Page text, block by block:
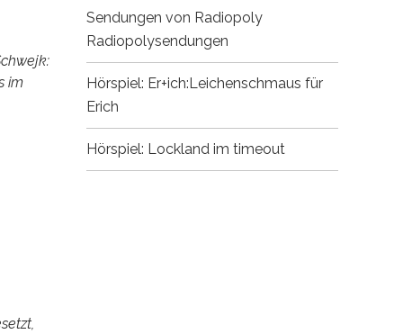
im
Sendungen von Radiopoly
Radiopolysendungen
Hörspiel: Er+ich:Leichenschmaus für
Erich
Hörspiel: Lockland im timeout